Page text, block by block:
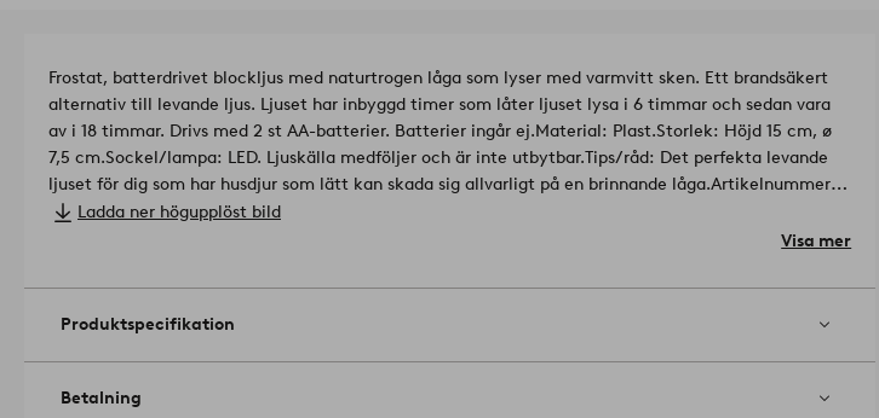
Frostat, batterdrivet blockljus med naturtrogen låga som lyser med varmvitt sken. Ett brandsäkert
alternativ till levande ljus. Ljuset har inbyggd timer som låter ljuset lysa i 6 timmar och sedan vara
av i 18 timmar. Drivs med 2 st AA-batterier. Batterier ingår ej.Material: Plast.Storlek: Höjd 15 cm, ø
7,5 cm.Sockel/lampa: LED. Ljuskälla medföljer och är inte utbytbar.Tips/råd: Det perfekta levande
ljuset för dig som har husdjur som lätt kan skada sig allvarligt på en brinnande låga.Artikelnummer:
1647364-01-0
Ladda ner högupplöst bild
Visa mer
Produktspecifikation
Betalning